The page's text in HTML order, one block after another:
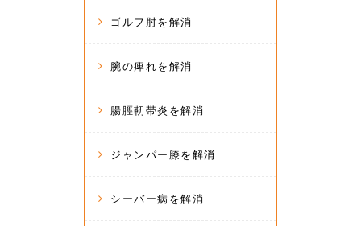
ゴルフ肘を解消
腕の痺れを解消
腸脛靭帯炎を解消
ジャンパー膝を解消
シーバー病を解消